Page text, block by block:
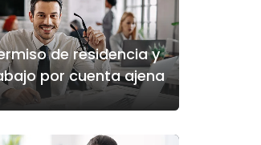
de residencia y
por cuenta ajena